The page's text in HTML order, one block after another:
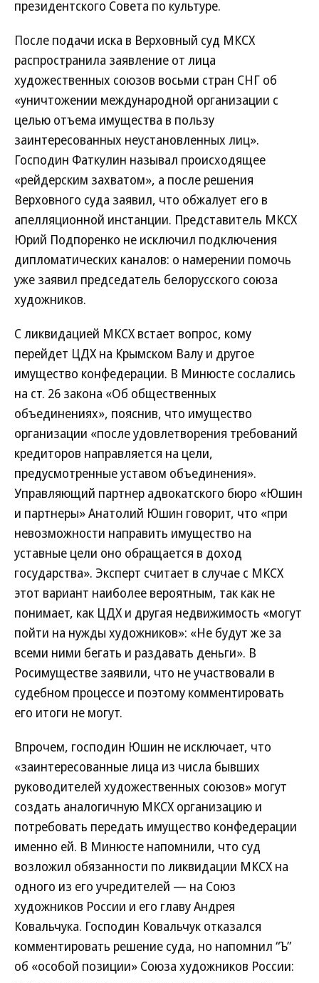
президентского Совета по культуре.
После подачи иска в Верховный суд МКСХ
распространила заявление от лица
художественных союзов восьми стран СНГ об
«уничтожении международной организации с
целью отъема имущества в пользу
заинтересованных неустановленных лиц».
Господин Фаткулин называл происходящее
«рейдерским захватом», а после решения
Верховного суда заявил, что обжалует его в
апелляционной инстанции. Представитель МКСХ
Юрий Подпоренко не исключил подключения
дипломатических каналов: о намерении помочь
уже заявил председатель белорусского союза
художников.
С ликвидацией МКСХ встает вопрос, кому
перейдет ЦДХ на Крымском Валу и другое
имущество конфедерации. В Минюсте сослались
на ст. 26 закона «Об общественных
объединениях», пояснив, что имущество
организации «после удовлетворения требований
кредиторов направляется на цели,
предусмотренные уставом объединения».
Управляющий партнер адвокатского бюро «Юшин
и партнеры» Анатолий Юшин говорит, что «при
невозможности направить имущество на
уставные цели оно обращается в доход
государства». Эксперт считает в случае с МКСХ
этот вариант наиболее вероятным, так как не
понимает, как ЦДХ и другая недвижимость «могут
пойти на нужды художников»: «Не будут же за
всеми ними бегать и раздавать деньги». В
Росимуществе заявили, что не участвовали в
судебном процессе и поэтому комментировать
его итоги не могут.
Впрочем, господин Юшин не исключает, что
«заинтересованные лица из числа бывших
руководителей художественных союзов» могут
создать аналогичную МКСХ организацию и
потребовать передать имущество конфедерации
именно ей. В Минюсте напомнили, что суд
возложил обязанности по ликвидации МКСХ на
одного из его учредителей — на Союз
художников России и его главу Андрея
Ковальчука. Господин Ковальчук отказался
комментировать решение суда, но напомнил “Ъ”
об «особой позиции» Союза художников России: